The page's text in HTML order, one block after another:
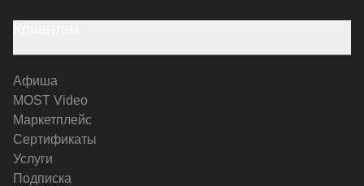
Афиша
MOST Video
Маркетплейс
Сертификаты
Услуги
Подписка